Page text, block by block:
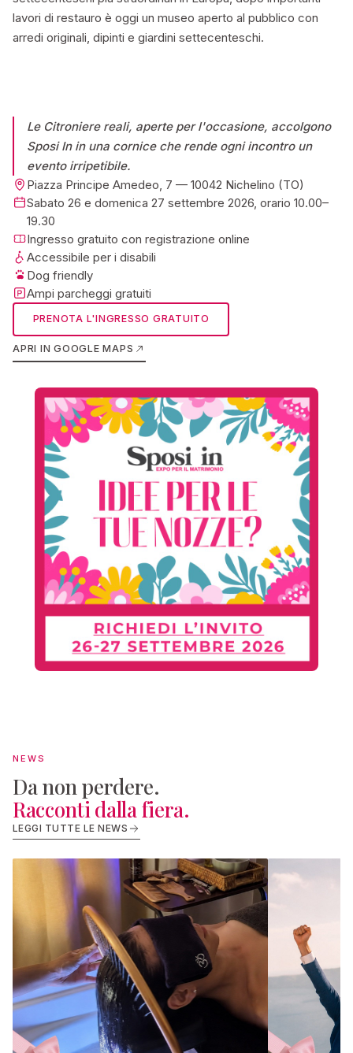
lavori di restauro è oggi un museo aperto al pubblico con
arredi originali, dipinti e giardini settecenteschi.
Le Citroniere reali, aperte per l'occasione, accolgono
Sposi In in una cornice che rende ogni incontro un
evento irripetibile.
Piazza Principe Amedeo, 7 — 10042 Nichelino (TO)
Sabato 26 e domenica 27 settembre 2026, orario 10.00–
19.30
Ingresso gratuito con registrazione online
Accessibile per i disabili
Dog friendly
Ampi parcheggi gratuiti
PRENOTA L'INGRESSO GRATUITO
APRI IN GOOGLE MAPS
NEWS
Da non perdere.
Racconti dalla fiera.
LEGGI TUTTE LE NEWS